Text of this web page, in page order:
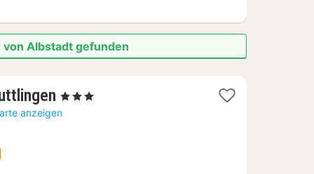
Albstadt gefunden
1
Nacht
, 3 Sterne
anzeigen